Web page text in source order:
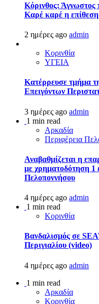
Κόρινθος: Άγνωστος
Καρέ καρέ η
2 ημέρες ago admin
Κορινθία
ΥΓΕΙΑ
Kατέρρευσε τμήμα
Επειγόντων
3 ημέρες ago admin
1 min read
Αρκαδία
Περιφέρεια
Αναβαθμίζεται η
με χρηματοδότηση 1
Πελοποννήσου
4 ημέρες ago admin
1 min read
Κορινθία
Βανδαλισμός σε
Περιγιαλίου (video)
4 ημέρες ago admin
1 min read
Αρκαδία
Κορινθία